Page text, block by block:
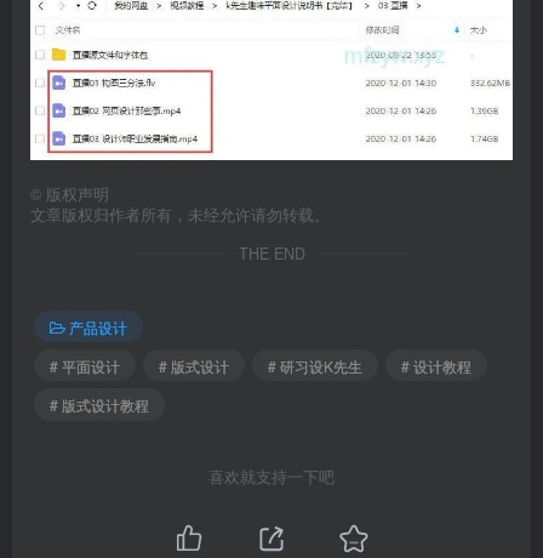
© 版权声明
文章版权归作者所有，未经允许请勿转载。
THE END
产品设计
# 平面设计
# 版式设计 # 研习设K先生
# 设计教程
# 版式设计教程
喜欢就支持一下吧